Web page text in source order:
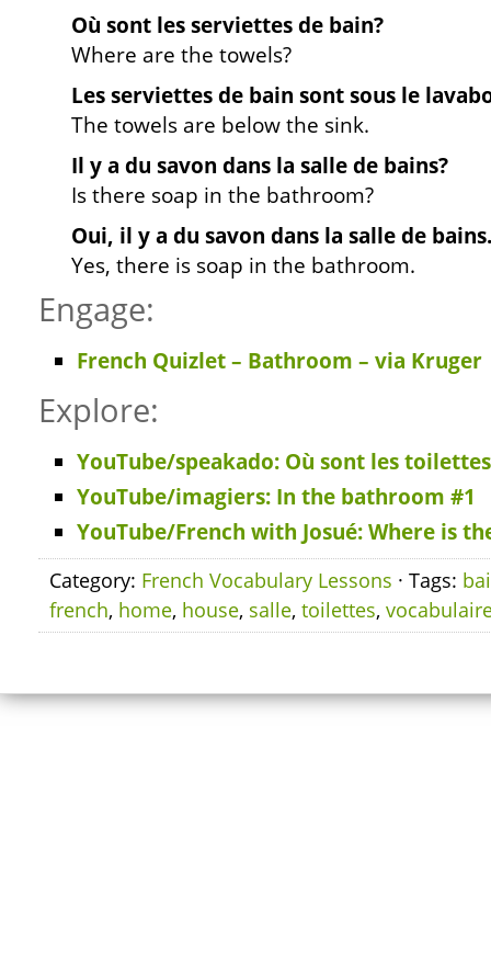
Où sont les serviettes de bain?
Where are the towels?
Les serviettes de bain sont sous le
The towels are below the sink.
Il y a du savon dans la salle de bains?
Is there soap in the bathroom?
Oui, il y a du savon dans la salle de bains.
Yes, there is soap in the bathroom.
Engage:
French Quizlet – Bathroom – via Kruger
Explore:
YouTube/speakado: Où sont les
YouTube/imagiers: In the bathroom #1
YouTube/French with Josué: Where is
Category: French Vocabulary Lessons · Tags:
french, home, house, salle, toilettes,